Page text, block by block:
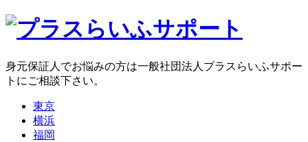
身元保証人でお悩みの方は一般社団法人プラスらいふサポー
トにご相談下さい。
東京
横浜
福岡